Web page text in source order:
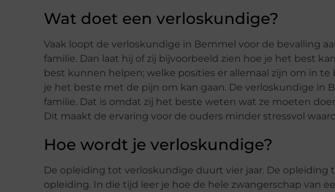
Wat doet een verloskundige?
Vaak loopt de verloskundige in Bemmel voor de bevalling
familie. Dan laat hij of zij bijvoorbeeld zien hoe je het best
best kunnen helpen; welke posities er allemaal zijn om in
je het beste met de pijn om kan gaan. De verloskundige in
familie. Dat is omdat zij het beste weten wat ze moeten
Dit maakt de ervaring voor de ouders minder stressvol
Hoe wordt je verloskundige?
De opleiding tot verloskundige duurt vier jaar. De opleiding
opleiding. In die tijd leer je hoe de hele zwangerschap van